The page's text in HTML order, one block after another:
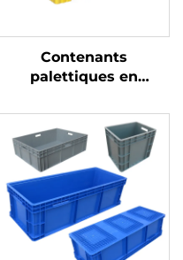
Contenants
palettiques en
pour une logistique et
un stockage efficaces.